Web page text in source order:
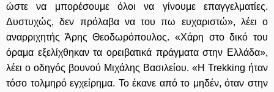
ώστε να μπορέσουμε όλοι να γίνουμε επαγγελματίες.
Δυστυχώς, δεν πρόλαβα να του πω ευχαριστώ», λέει ο
αναρριχητής Άρης Θεοδωρόπουλος. «Χάρη στο δικό του
όραμα εξελίχθηκαν τα ορειβατικά πράγματα στην Ελλάδα»,
λέει ο οδηγός βουνού Μιχάλης Βασιλείου. «Η Trekking ήταν
τόσο τολμηρό εγχείρημα. Το έκανε από το μηδέν, όταν στην